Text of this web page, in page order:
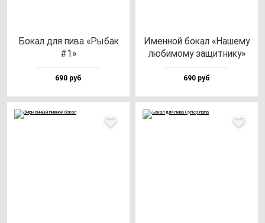
Бокал для пи­ва «Рыбак
#1»
690 руб
Имен­ной бо­кал «Наше­му
лю­би­мо­му за­щит­ни­ку»
690 руб